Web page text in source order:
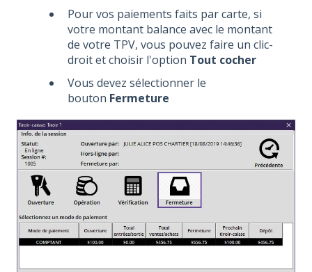
Pour vos paiements faits par carte, si
votre montant balance avec le montant
de votre TPV, vous pouvez faire un clic-
droit et choisir l'option Tout cocher
Vous devez sélectionner le
bouton Fermeture